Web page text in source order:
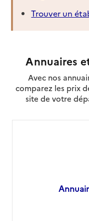
Trouver un
Annuaires
Avec nos
comparez les prix
site de votre